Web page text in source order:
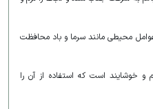
عوامل محیطی مانند سرما و باد محافظت
و خوشایند است که استفاده از آن را